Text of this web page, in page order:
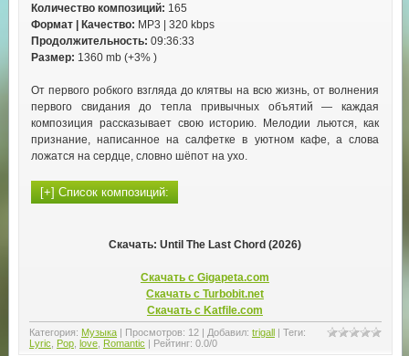
Количество композиций: 165
Формат | Качество: MP3 | 320 kbps
Продолжительность: 09:36:33
Размер: 1360 mb (+3% )
От первого робкого взгляда до клятвы на всю жизнь, от волнения
первого свидания до тепла привычных объятий — каждая
композиция рассказывает свою историю. Мелодии льются, как
признание, написанное на салфетке в уютном кафе, а слова
ложатся на сердце, словно шёпот на ухо.
Скачать: Until The Last Chord (2026)
Скачать с Gigapeta.com
Скачать с Turbobit.net
Скачать с Katfile.com
Категория: Музыка| Просмотров: 12| Добавил: trigall | Теги:
Lyric
Pop, love, Romantic | Рейтинг: 0.0/0